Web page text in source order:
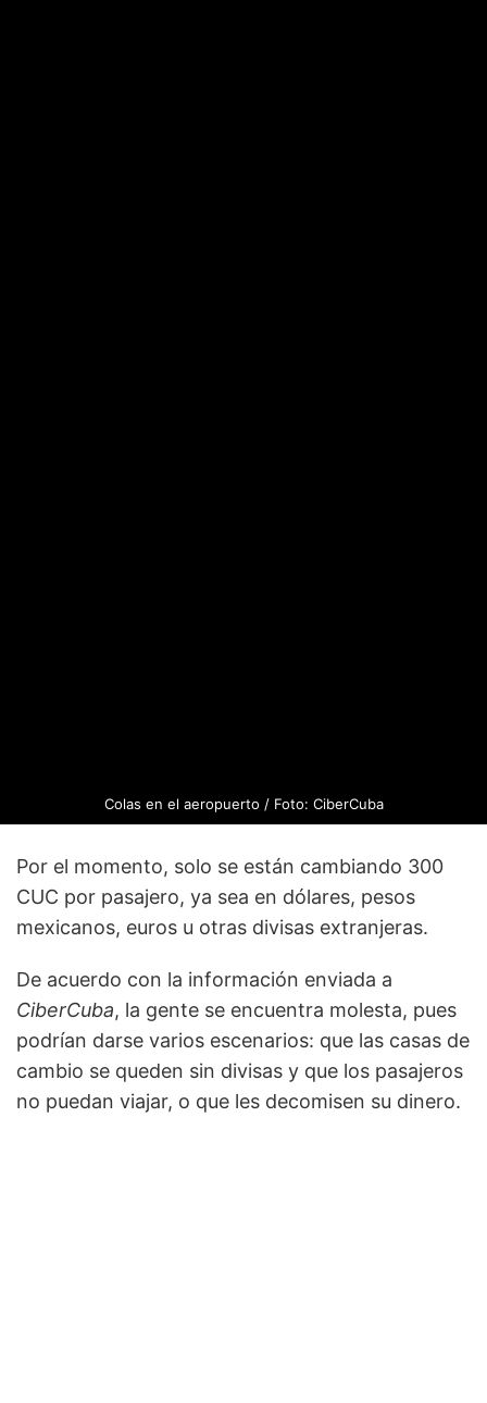
Colas en el aeropuerto / Foto: CiberCuba
Por el momento, solo se están cambiando 300
CUC por pasajero, ya sea en dólares, pesos
mexicanos, euros u otras divisas extranjeras.
De acuerdo con la información enviada a
CiberCuba, la gente se encuentra molesta, pues
podrían darse varios escenarios: que las casas de
cambio se queden sin divisas y que los pasajeros
no puedan viajar, o que les decomisen su dinero.